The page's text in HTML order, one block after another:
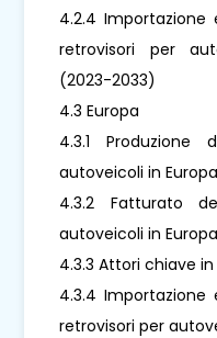
4.2.4
retrovisori per
(2023-2033)
4.3 Europa
4.3.1
autoveicoli in
4.3.2 Fatturato
autoveicoli in
4.3.3 Attori chiave in
4.3.4
retrovisori per